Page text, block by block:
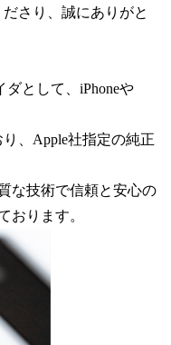
さり、誠にありがと
、Apple社指定の純正
な技術で信頼と安心の
おります。